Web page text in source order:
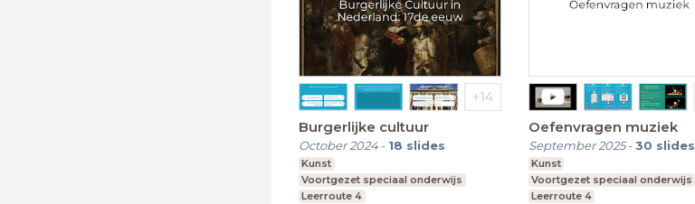
Burgerlijke cultuur
October 2024- 18 slides
Kunst
Voortgezet speciaal onderwijs
Leerroute 4
Oefenvragen muziek
September 2025-30 slides
Kunst
Voortgezet speciaal onderwijs
Leerroute 4